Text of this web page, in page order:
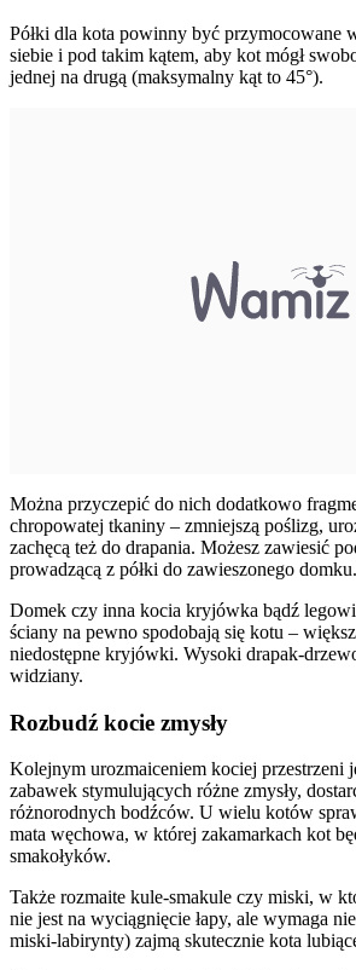
Półki dla kota powinny być przymocowane
siebie i pod takim kątem, aby kot mógł
jednej na drugą (maksymalny kąt to 45°).
Można przyczepić do nich dodatkowo
chropowatej tkaniny – zmniejszą poślizg,
zachęcą też do drapania. Możesz zawiesić
prowadzącą z półki do zawieszonego domku.
Domek czy inna kocia kryjówka bądź
ściany na pewno spodobają się kotu –
niedostępne kryjówki. Wysoki drapak-
widziany.
Rozbudź kocie zmysły
Kolejnym urozmaiceniem kociej przestrzeni
zabawek stymulujących różne zmysły,
różnorodnych bodźców. U wielu kotów
mata węchowa, w której zakamarkach kot
smakołyków.
Także rozmaite kule-smakule czy miski, w
nie jest na wyciągnięcie łapy, ale wymaga
miski-labirynty) zajmą skutecznie kota